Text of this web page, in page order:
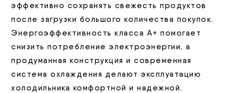
эффективно сохранять свежесть продуктов
после загрузки большого количества покупок.
Энергоэффективность класса А+ помогает
снизить потребление электроэнергии, а
продуманная конструкция и современная
система охлаждения делают эксплуатацию
холодильника комфортной и надежной.